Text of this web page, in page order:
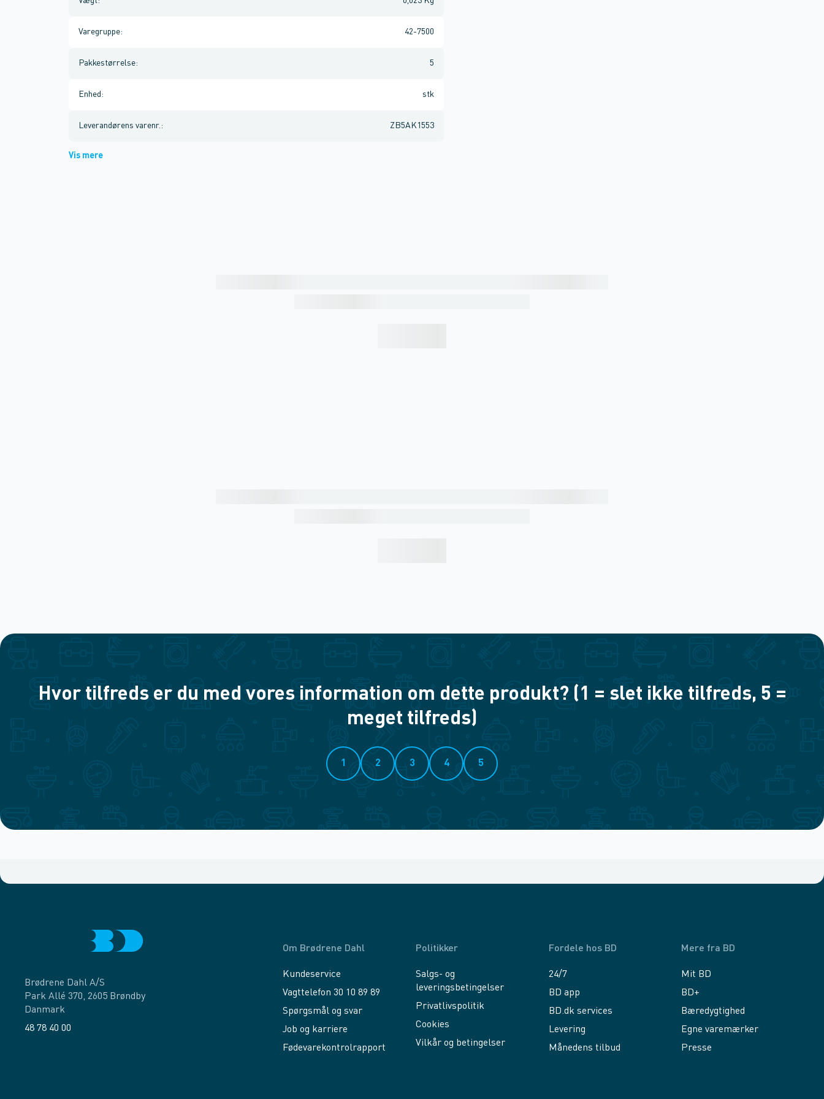
Varegruppe: 42-7500
Pakkestørrelse: 5
Enhed : stk
Leverandørens varenr. : ZB5AK1553
Vis mere
Hvor tilfreds er du med vores information om dette produkt? (1 = slet ikke tilfreds, 5 =
meget tilfreds)
1 2 3 4 5
Brødrene Dahl A/S
Park Allé 370, 2605 Brøndby
Danmark
48 78 40 00
Om Brødrene Dahl
Kundeservice
Vagttelefon 30 10 89 89
Spørgsmål og svar
Job og karriere
Fødevarekontrolrapport
Politikker
Salgs- og
leveringsbetingelser
Privatlivspolitik
Cookies
Vilkår og betingelser
Fordele hos BD
24/7
BD app
BD.dk services
Levering
Månedens tilbud
Mere fra BD
Mit BD
BD+
Bæredygtighed
Egne varemærker
Presse